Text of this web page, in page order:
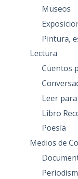
Museos
Pintura,
Lectura
Cuentos
Leer
Libro
Poesía
Medios de